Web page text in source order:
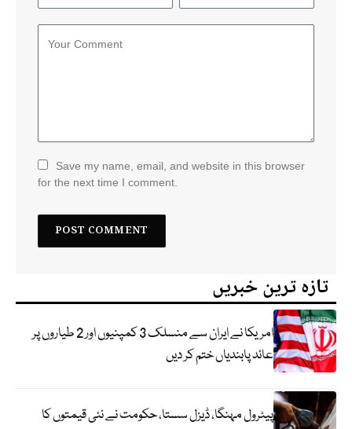
Save my name, email, and website in this browser
for the next time I comment.
تازہ ترین خبریں
امریکا نے ایران سے منسلک 3 کمپنیوں اور 2 طیاروں پر
عائد پابندیاں ختم کر دیں
پیٹرول مہنگا، ڈیزل سستا، حکومت نے نئی قیمتوں کا